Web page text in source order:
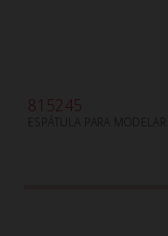
815245
ESPÁTULA PARA